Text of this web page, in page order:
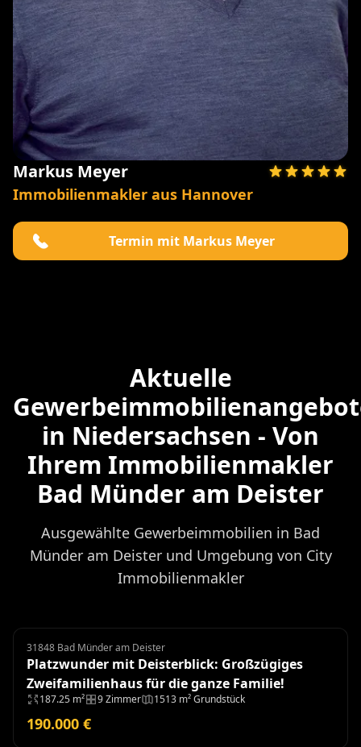
Markus Meyer
Immobilienmakler aus Hannover
Termin mit Markus Meyer
Aktuelle
in Niedersachsen - Von
Ihrem Immobilienmakler
Bad Münder am Deister
Ausgewählte Gewerbeimmobilien in Bad
Münder am Deister und Umgebung von City
Immobilienmakler
Zweifamilienhaus
31848 Bad Münder am Deister
Platzwunder mit Deisterblick: Großzügiges
Zweifamilienhaus für die ganze Familie!
187.25 m² 9 Zimmer 1513 m² Grundstück
190.000 €